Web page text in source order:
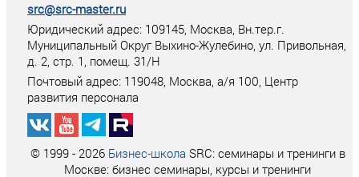
src@src-master.ru
Юридический адрес: 109145, Москва, Вн.тер.г.
Муниципальный Округ Выхино-Жулебино, ул. Привольная,
д. 2, стр. 1, помещ. 31/Н
Почтовый адрес: 119048, Москва, а/я 100, Центр
развития персонала
© 1999 - 2026 Бизнес-школа SRC: семинары и тренинги в
Москве: бизнес семинары, курсы и тренинги